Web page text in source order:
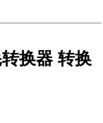
换器 转换